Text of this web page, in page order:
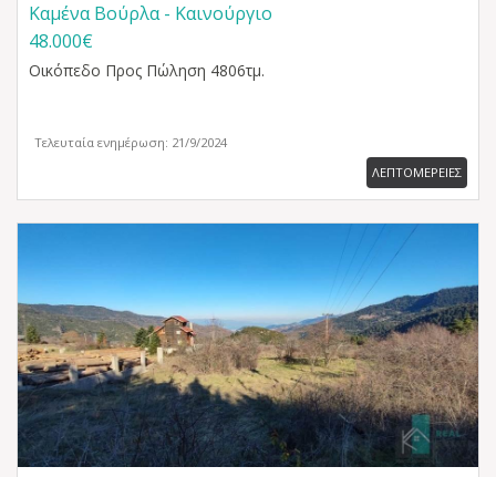
Καμένα Βούρλα - Καινούργιο
48.000€
Οικόπεδο Προς Πώληση 4806τμ.
Τελευταία ενημέρωση: 21/9/2024
ΛΕΠΤΟΜΕΡΕΙΕΣ